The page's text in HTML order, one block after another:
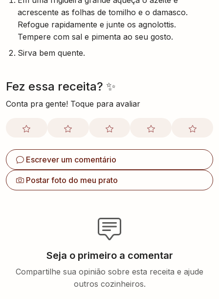
acrescente as folhas de tomilho e o damasco.
Refogue rapidamente e junte os agnolottis.
Tempere com sal e pimenta ao seu gosto.
Sirva bem quente.
Fez essa receita? ✨
Conta pra gente! Toque para avaliar
Escrever um comentário
Postar foto do meu prato
Seja o primeiro a comentar
Compartilhe sua opinião sobre esta receita e ajude
outros cozinheiros.